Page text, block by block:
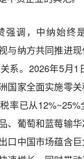
强调，中纳始终
与纳方共同推进
系。2026年5月1
国家全面实施零
率已从12%~25%
、葡萄和蓝莓输
口中国市场蕴含